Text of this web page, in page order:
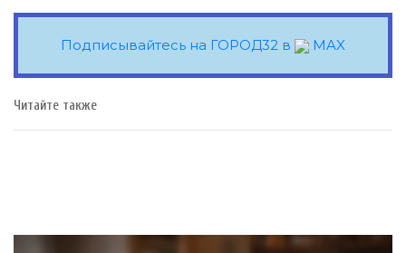
Подписывайтесь на ГОРОД32 в MAX
Читайте также